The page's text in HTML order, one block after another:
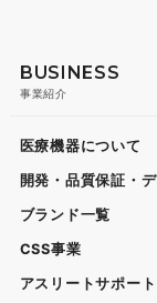
BUSINESS
事業紹介
医療機器について
開発・品質保証・
ブランド一覧
CSS事業
アスリートサポー